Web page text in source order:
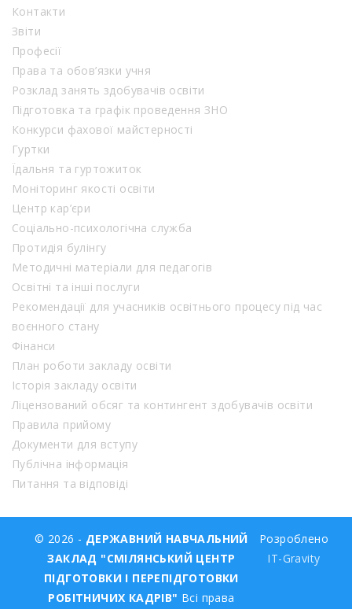
Контакти
Звіти
Професії
Права та обов’язки учня
Розклад занять здобувачів освіти
Підготовка та графік проведення ЗНО
Конкурси фахової майстерності
Гуртки
Їдальня та гуртожиток
Моніторинг якості освіти
Центр кар’єри
Соціально-психологічна служба
Протидія булінгу
Методичні матеріали для педагогів
Освітні та інші послуги
Рекомендації для учасників освітнього процесу під час
воєнного стану
Фінанси
План роботи закладу освіти
Історія закладу освіти
Ліцензований обсяг та контингент здобувачів освіти
Правила прийому
Документи для вступу
Публічна інформація
Питання та відповіді
© 2026 - ДЕРЖАВНИЙ НАВЧАЛЬНИЙ
ЗАКЛАД "СМІЛЯНСЬКИЙ ЦЕНТР
ПІДГОТОВКИ І ПЕРЕПІДГОТОВКИ
РОБІТНИЧИХ КАДРІВ" Всі права
Розроблено
IT-Gravity